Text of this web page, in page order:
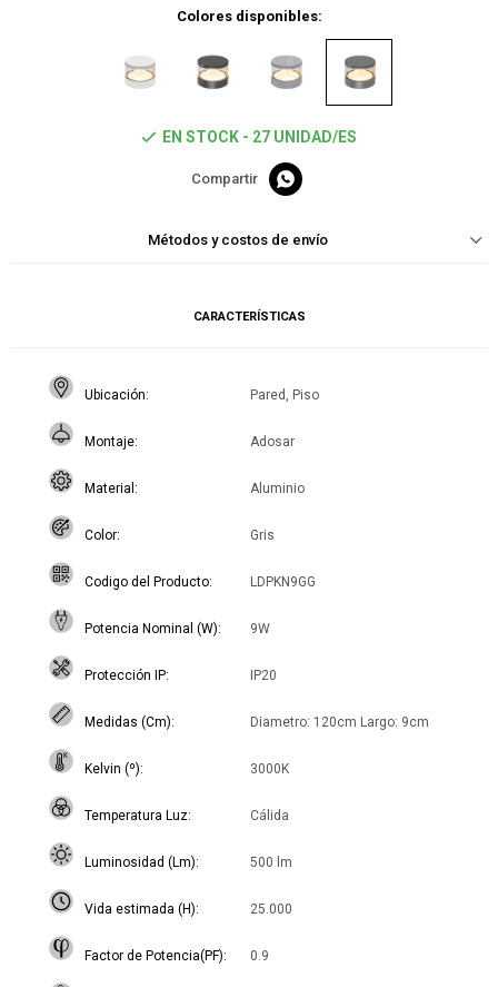
Colores disponibles:
EN STOCK - 27 UNIDAD/ES

Métodos y costos de envío
CARACTERÍSTICAS
Ubicación Pared, Piso
Montaje Adosar
Material Aluminio
Color Gris
Codigo del Producto LDPKN9GG
Potencia Nominal (W) 9W
Protección IP IP20
Medidas (Cm) Diametro: 120cm Largo: 9cm
Kelvin (º) 3000K
Temperatura Luz Cálida
Luminosidad (Lm) 500 lm
Vida estimada (H) 25.000
Factor de Potencia(PF) 0.9